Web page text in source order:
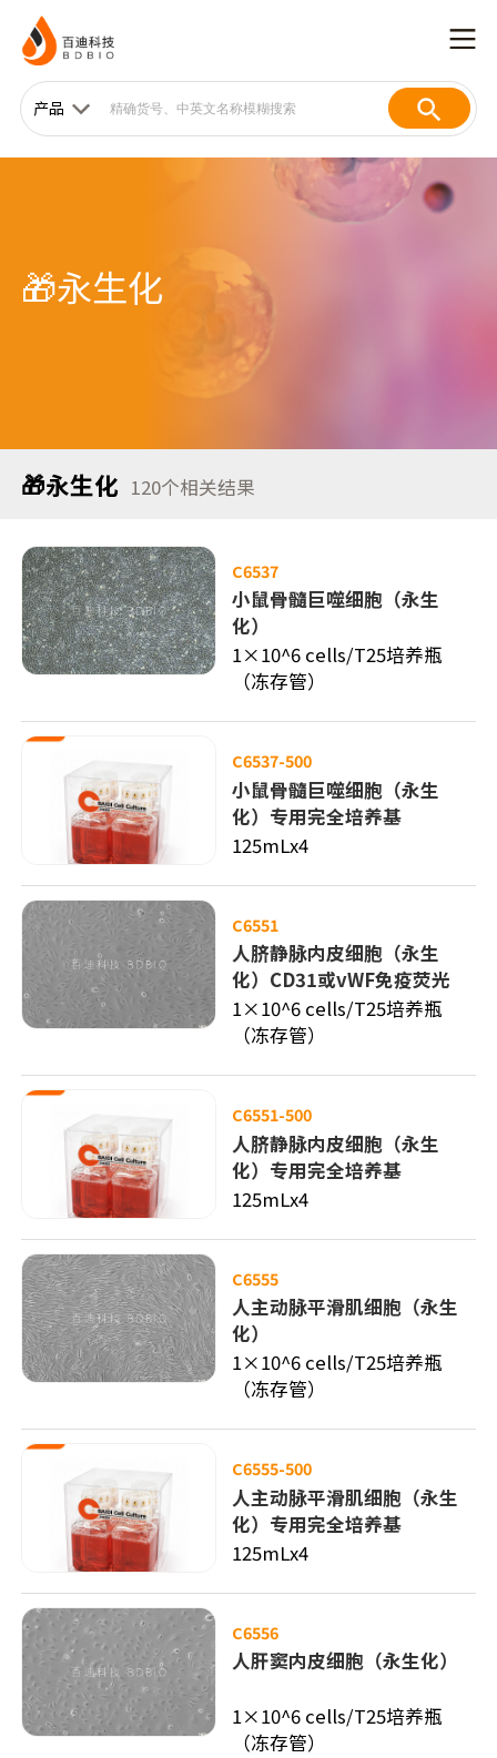
产品
🎁永生化
🎁永生化 120个相关结果
C6537
小鼠骨髓巨噬细胞（永生
化）
1×10^6 cells/T25培养瓶
（冻存管）
C6537-500
小鼠骨髓巨噬细胞（永生
化）专用完全培养基
125mLx4
C6551
人脐静脉内皮细胞（永生
化）CD31或vWF免疫荧光
1×10^6 cells/T25培养瓶
（冻存管）
C6551-500
人脐静脉内皮细胞（永生
化）专用完全培养基
125mLx4
C6555
人主动脉平滑肌细胞（永生
化）
1×10^6 cells/T25培养瓶
（冻存管）
C6555-500
人主动脉平滑肌细胞（永生
化）专用完全培养基
125mLx4
C6556
人肝窦内皮细胞（永生化）
1×10^6 cells/T25培养瓶
（冻存管）